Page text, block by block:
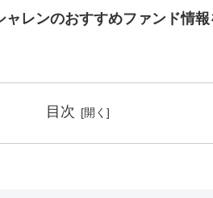
レンのおすすめファンド情報
目次